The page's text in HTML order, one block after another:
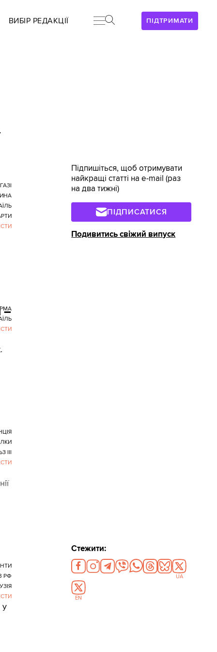
ПІДТРИМАТИ
ВИБІР РЕДАКЦІЇ
–
Підпишіться, щоб отримувати
найкращі статті на e-mail (раз
на два тижні)
ПІДПИСАТИСЯ
Подивитись свіжий випуск
III
у
РФ
Стежити:
UA
EN